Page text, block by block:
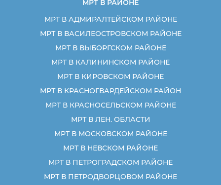
МРТ В РАЙОНЕ
МРТ В АДМИРАЛТЕЙСКОМ РАЙОНЕ
МРТ В ВАСИЛЕОСТРОВСКОМ РАЙОНЕ
МРТ В ВЫБОРГСКОМ РАЙОНЕ
МРТ В КАЛИНИНСКОМ РАЙОНЕ
МРТ В КИРОВСКОМ РАЙОНЕ
МРТ В КРАСНОГВАРДЕЙСКОМ РАЙОН
МРТ В КРАСНОСЕЛЬСКОМ РАЙОНЕ
МРТ В ЛЕН. ОБЛАСТИ
МРТ В МОСКОВСКОМ РАЙОНЕ
МРТ В НЕВСКОМ РАЙОНЕ
МРТ В ПЕТРОГРАДСКОМ РАЙОНЕ
МРТ В ПЕТРОДВОРЦОВОМ РАЙОНЕ